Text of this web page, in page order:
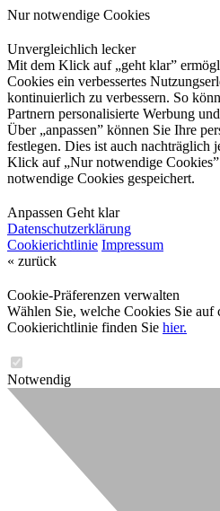
Nur notwendige Cookies
Unvergleichlich lecker
Mit dem Klick auf „geht klar”
Cookies ein verbessertes
kontinuierlich zu verbessern. So
Partnern personalisierte Werbung
Über „anpassen” können Sie Ihre
festlegen. Dies ist auch nachträglich
Klick auf „Nur notwendige
notwendige Cookies gespeichert.
Anpassen Geht klar
Datenschutzerklärung
Cookierichtlinie Impressum
« zurück
Cookie-Präferenzen verwalten
Wählen Sie, welche Cookies Sie auf
Cookierichtlinie finden Sie hier.
Notwendig